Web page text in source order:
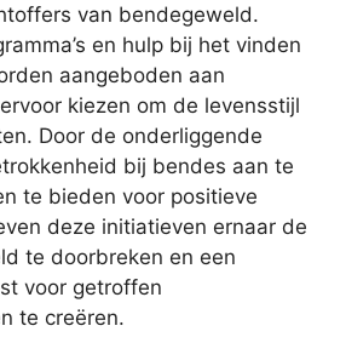
van bendegeweld.
en hulp bij het vinden
aangeboden aan
kiezen om de levensstijl
Door de onderliggende
bij bendes aan te
te bieden voor positieve
deze initiatieven ernaar de
te doorbreken en een
voor getroffen
te creëren.